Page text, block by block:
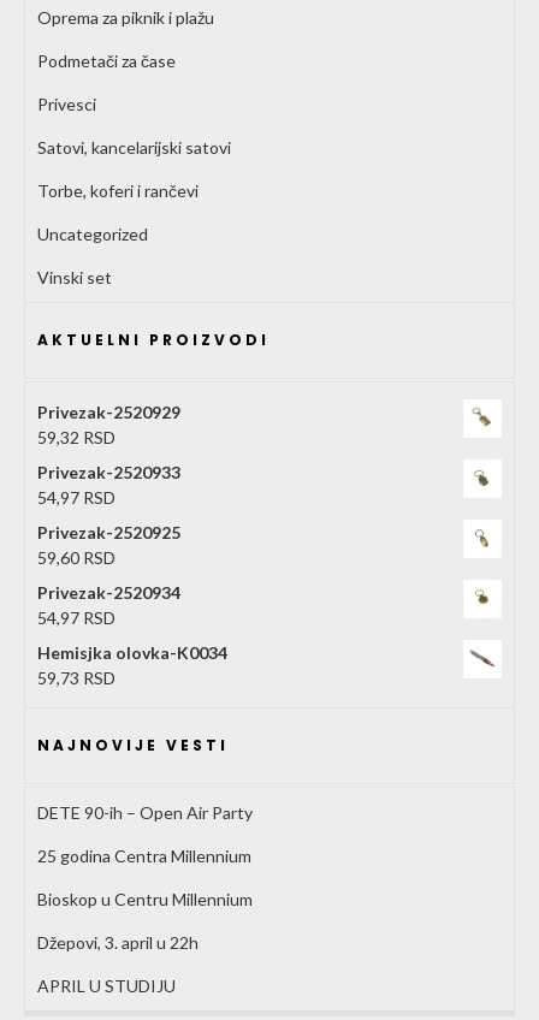
Oprema za piknik i plažu
Podmetači za čase
Privesci
Satovi, kancelarijski satovi
Torbe, koferi i rančevi
Uncategorized
Vinski set
AKTUELNI PROIZVODI
Privezak-2520929
59,32 RSD
Privezak-2520933
54,97 RSD
Privezak-2520925
59,60 RSD
Privezak-2520934
54,97 RSD
Hemisjka olovka-K0034
59,73 RSD
NAJNOVIJE VESTI
DETE 90-ih – Open Air Party
25 godina Centra Millennium
Bioskop u Centru Millennium
Džepovi, 3. april u 22h
APRIL U STUDIJU